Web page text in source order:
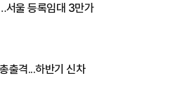
서울 등록임대 3만가
출격...하반기 신차